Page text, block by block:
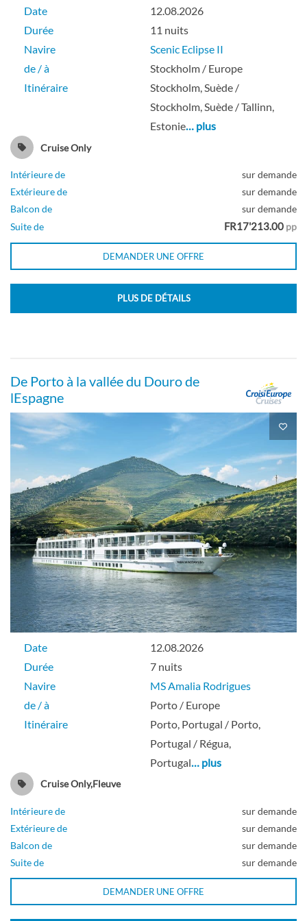
Suite des propriétaires sur le pont
promenade
Suite
Extérieure
Cabine individuelle de luxe sur la terrasse
ensoleillée
Extérieure
Date
12.08.2026
Durée
11 nuits
Navire
Scenic Eclipse II
de / à
Stockholm / Europe
Itinéraire
Stockholm, Suède /
Stockholm, Suède / Tallinn,
Estonie… plus
Cruise Only
Intérieure de
sur demande
Extérieure de
sur demande
Balcon de
sur demande
Suite de
FR17'213.00 pp
DEMANDER UNE OFFRE
PLUS DE DÉTAILS
De Porto à la vallée du Douro de
lEspagne
Date
12.08.2026
Durée
7 nuits
Navire
MS Amalia Rodrigues
de / à
Porto / Europe
Itinéraire
Porto, Portugal / Porto,
Portugal / Régua,
Portugal… plus
Cruise Only,Fleuve
Intérieure de
sur demande
Extérieure de
sur demande
Balcon de
sur demande
Suite de
sur demande
DEMANDER UNE OFFRE